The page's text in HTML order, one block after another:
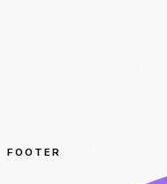
FOOTER